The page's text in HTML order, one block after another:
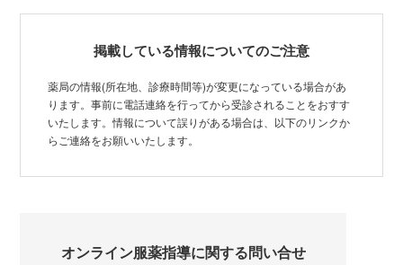
掲載している情報についてのご注意
薬局の情報(所在地、診療時間等)が変更になっている場合があ
ります。事前に電話連絡を行ってから受診されることをおすす
いたします。情報について誤りがある場合は、以下のリンクか
らご連絡をお願いいたします。
オンライン服薬指導に関する問い合せ